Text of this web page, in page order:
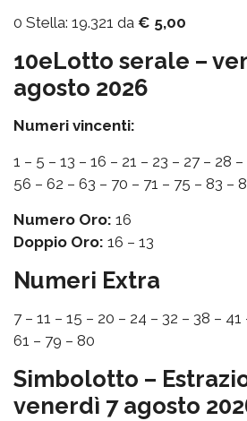
0 Stella: 19.321 da € 5,00
10eLotto serale –
agosto 2026
Numeri vincenti:
1 – 5 – 13 – 16 – 21 – 23 – 27 – 28
56 – 62 – 63 – 70 – 71 – 75 – 83 –
Numero Oro: 16
Doppio Oro: 16 – 13
Numeri Extra
7 – 11 – 15 – 20 – 24 – 32 – 38 –
61 – 79 – 80
Simbolotto –
venerdì 7 agosto